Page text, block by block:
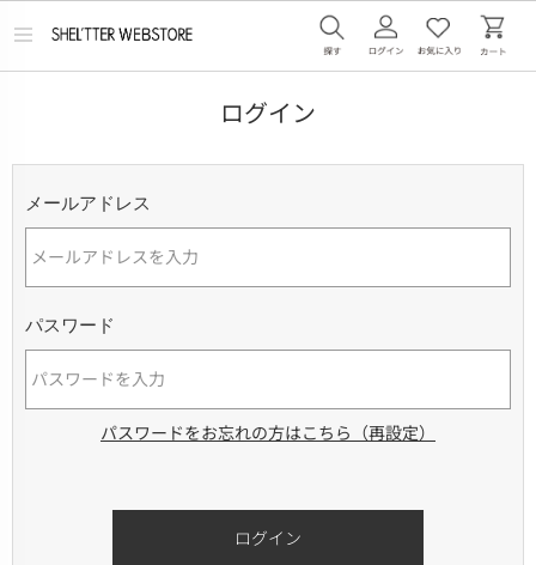
メ
ログイン
メールアドレス
パスワード
パスワードをお忘れの方はこちら（再設定）